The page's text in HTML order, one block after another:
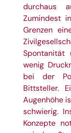
durchaus
Zumindest
Grenzen
Spontanität
wenig
bei der
Bittsteller.
Augenhöhe
schwierig.
Konzepte